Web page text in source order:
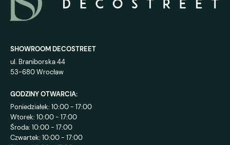
SHOWROOM DECOSTREET
ul. Braniborska 44
53-680 Wrocław
GODZINY OTWARCIA:
Poniedziałek: 10:00 - 17:00
Wtorek: 10:00 - 17:00
Środa: 10:00 - 17:00
Czwartek: 10:00 - 17:00